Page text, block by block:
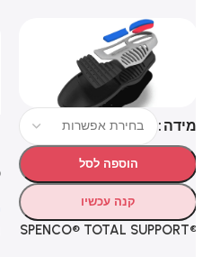
SOLD OUT
הוספה לסל
קנה עכשיו
SPENCO® TOTAL
₪